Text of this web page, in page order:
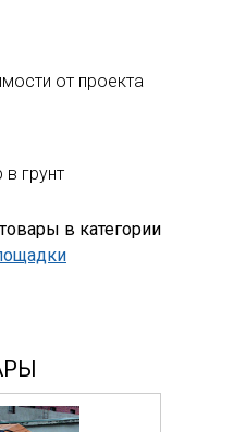
от проекта
грунт
в категории